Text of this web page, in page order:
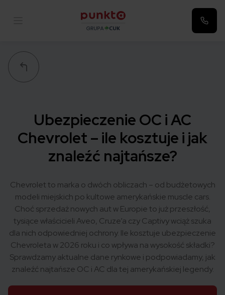
Ubezpieczenie OC i AC
Chevrolet – ile kosztuje i jak
znaleźć najtańsze?
Chevrolet to marka o dwóch obliczach – od budżetowych
modeli miejskich po kultowe amerykańskie muscle cars.
Choć sprzedaż nowych aut w Europie to już przeszłość,
tysiące właścicieli Aveo, Cruze’a czy Captivy wciąż szuka
dla nich odpowiedniej ochrony. Ile kosztuje ubezpieczenie
Chevroleta w 2026 roku i co wpływa na wysokość składki?
Sprawdzamy aktualne dane rynkowe i podpowiadamy, jak
znaleźć najtańsze OC i AC dla tej amerykańskiej legendy.